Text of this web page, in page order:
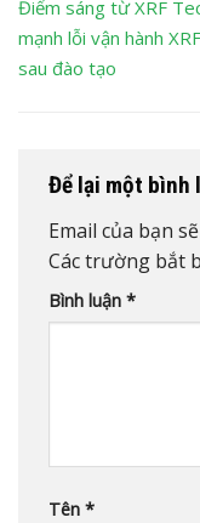
Điểm sáng từ XRF
mạnh lỗi vận hành
sau đào tạo
Để lại một bình
Email của bạn
Các trường bắt
Bình luận *
Tên *